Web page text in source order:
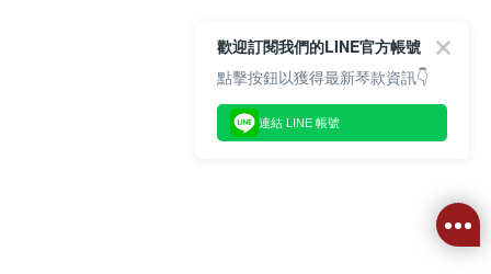
歡迎訂閱我們的LINE官方帳號
點擊按鈕以獲得最新琴款資訊👇
連結 LINE 帳號